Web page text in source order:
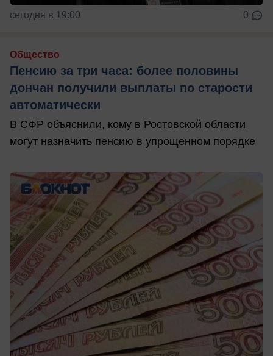
сегодня в 19:00 0
Общество
Пенсию за три часа: более половины
дончан получили выплаты по старости
автоматически
В СФР объяснили, кому в Ростовской области
могут назначить пенсию в упрощенном порядке